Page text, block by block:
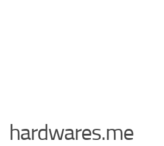
hardwares.me